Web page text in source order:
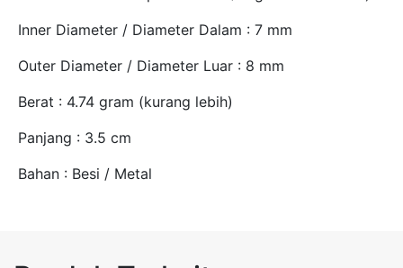
Inner Diameter / Diameter Dalam : 7 mm
Outer Diameter / Diameter Luar : 8 mm
Berat : 4.74 gram (kurang lebih)
Panjang : 3.5 cm
Bahan : Besi / Metal